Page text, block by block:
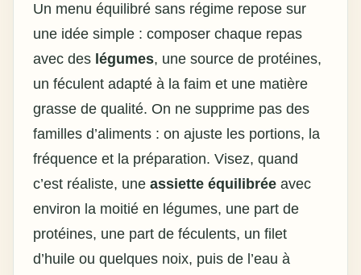
Un menu équilibré sans régime repose sur
une idée simple : composer chaque repas
avec des légumes, une source de protéines,
un féculent adapté à la faim et une matière
grasse de qualité. On ne supprime pas des
familles d’aliments : on ajuste les portions, la
fréquence et la préparation. Visez, quand
c’est réaliste, une assiette équilibrée avec
environ la moitié en légumes, une part de
protéines, une part de féculents, un filet
d’huile ou quelques noix, puis de l’eau à